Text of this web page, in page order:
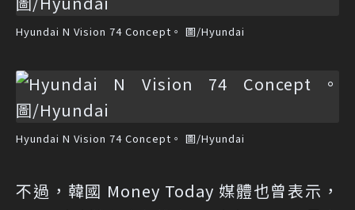
Hyundai N Vision 74 Concept。 圖/Hyundai
Hyundai N Vision 74 Concept。 圖/Hyundai
不過，韓國 Money Today 媒體也曾表示，